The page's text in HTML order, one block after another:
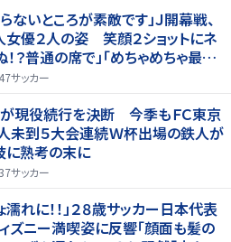
ないところが素敵です」Ｊ開幕戦、
優２人の姿 笑顔２ショットにネ
！？普通の席で」「めちゃめちゃ最上
サッカー
が現役続行を決断 今季もＦＣ東京
未到５大会連続Ｗ杯出場の鉄人が
に熟考の末に
サッカー
濡れに！！」２８歳サッカー日本代表
ズニー満喫姿に反響「顔面も髪の